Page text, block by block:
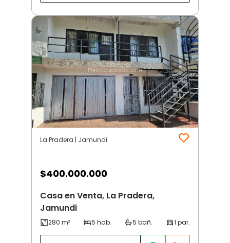
La Pradera | Jamundi
$400.000.000
Casa en Venta, La Pradera,
Jamundi